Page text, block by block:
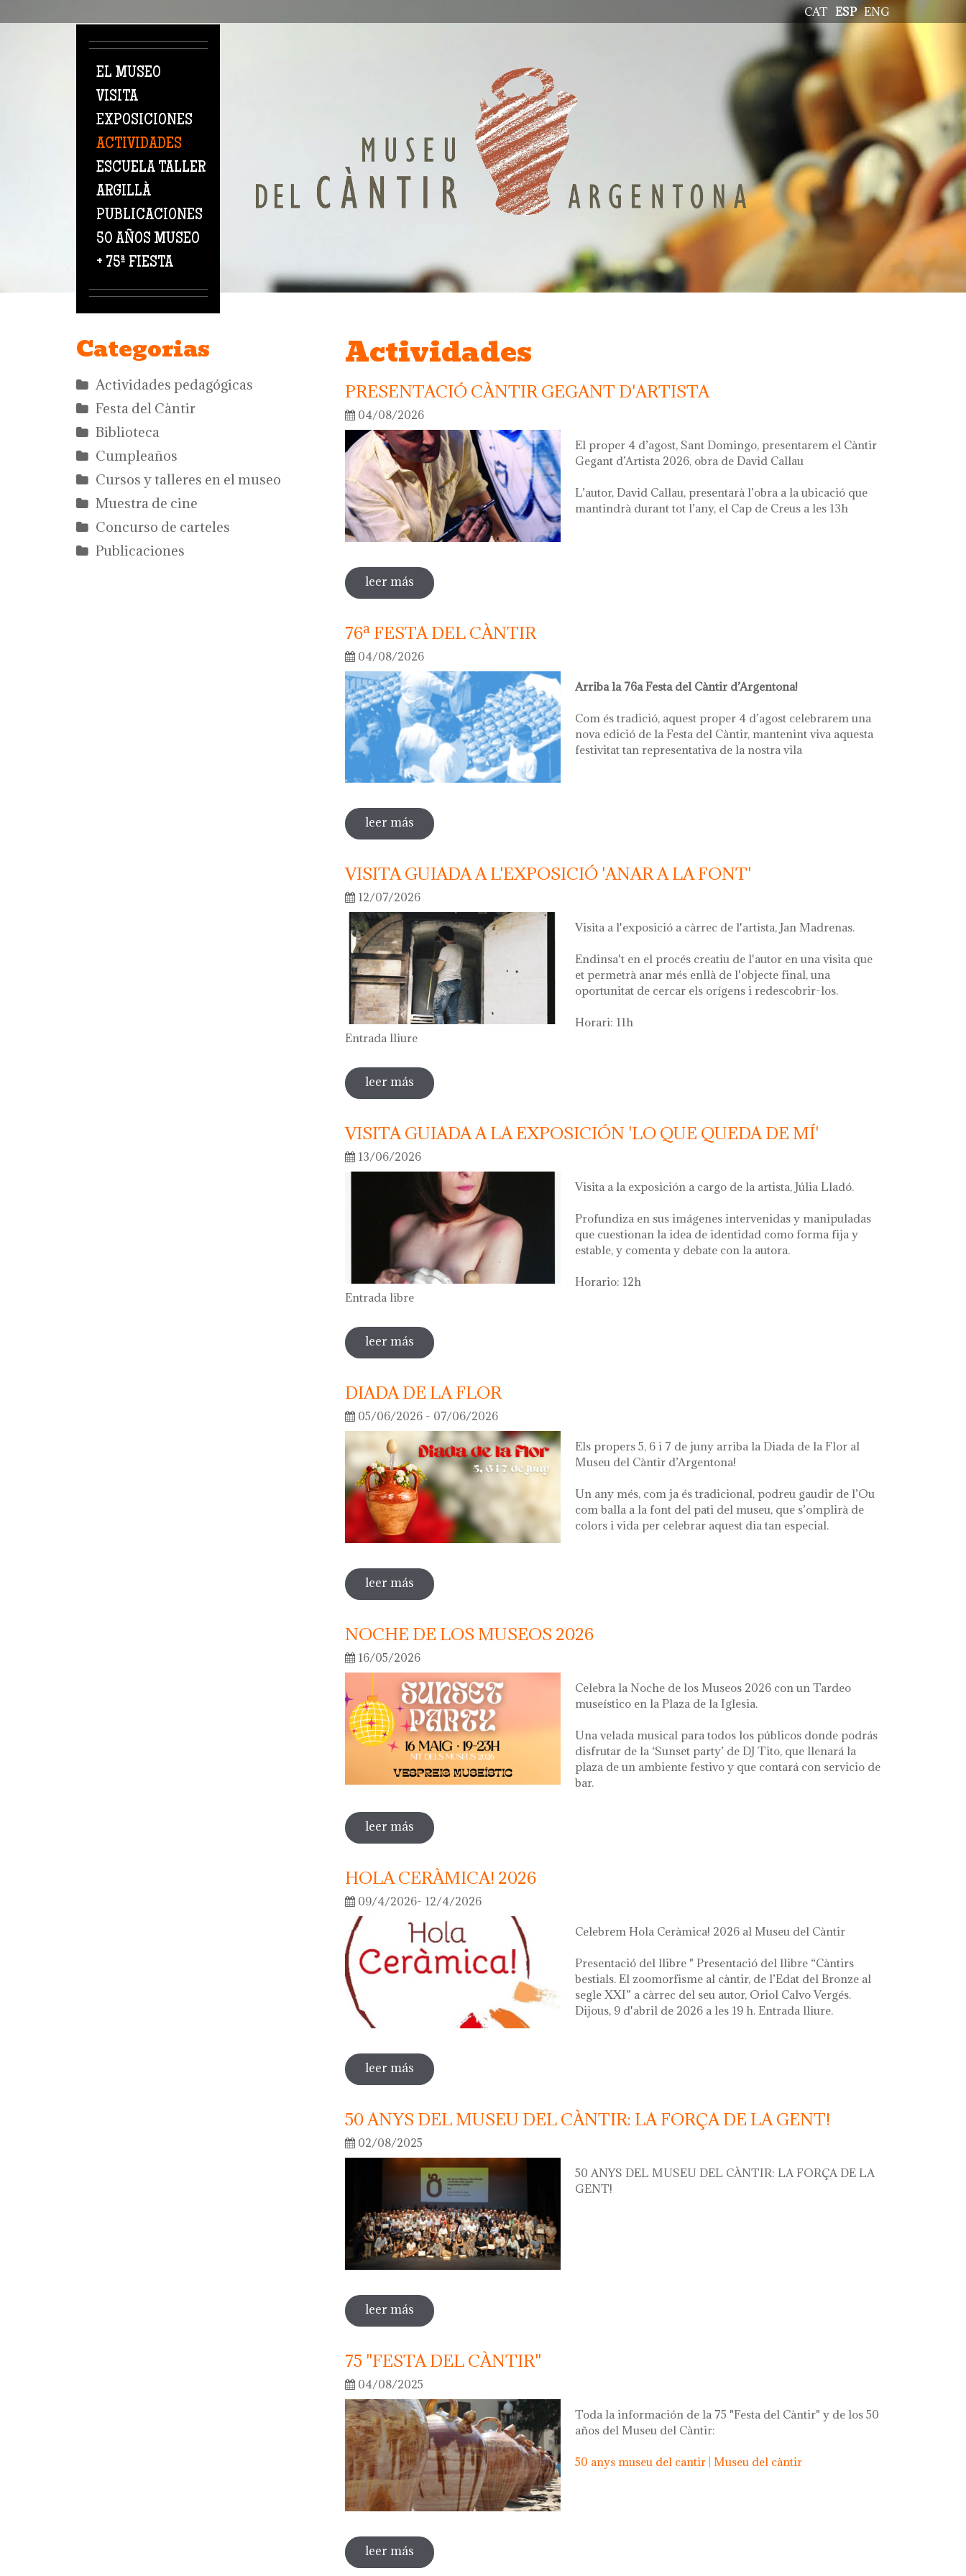
ENG
ESP
CAT
EL MUSEO
VISITA
EXPOSICIONES
ACTIVIDADES
ESCUELA TALLER
ARGILLÀ
PUBLICACIONES
50 AÑOS MUSEO
+ 75ª FIESTA
Categorias
Actividades pedagógicas
Festa del Càntir
Biblioteca
Cumpleaños
Cursos y talleres en el museo
Muestra de cine
Concurso de carteles
Publicaciones
Actividades
PRESENTACIÓ CÀNTIR GEGANT D'ARTISTA
04/08/2026
El proper 4 d’agost, Sant Domingo, presentarem el Càntir
Gegant d’Artista 2026, obra de David Callau
L’autor, David Callau, presentarà l’obra a la ubicació que
mantindrà durant tot l’any, el Cap de Creus a les 13h
leer más sobre presentació càntir gegant d'artista
76ª FESTA DEL CÀNTIR
04/08/2026
Arriba la 76a Festa del Càntir d’Argentona!
Com és tradició, aquest proper 4 d’agost celebrarem una
nova edició de la Festa del Càntir, mantenint viva aquesta
festivitat tan representativa de la nostra vila
leer más sobre 76ª festa del càntir
VISITA GUIADA A L'EXPOSICIÓ 'ANAR A LA FONT'
12/07/2026
Visita a l'exposició a càrrec de l'artista, Jan Madrenas.
Endinsa't en el procés creatiu de l'autor en una visita que
et permetrà anar més enllà de l'objecte final, una
oportunitat de cercar els orígens i redescobrir-los.
Horari: 11h
Entrada lliure
leer más sobre visita guiada a l'exposició 'anar a la font'
VISITA GUIADA A LA EXPOSICIÓN 'LO QUE QUEDA DE MÍ'
13/06/2026
Visita a la exposición a cargo de la artista, Júlia Lladó.
Profundiza en sus imágenes intervenidas y manipuladas
que cuestionan la idea de identidad como forma fija y
estable, y comenta y debate con la autora.
Horario: 12h
Entrada libre
leer más sobre visita guiada a la exposición 'lo que queda de mí'
DIADA DE LA FLOR
05/06/2026 - 07/06/2026
Els propers 5, 6 i 7 de juny arriba la Diada de la Flor al
Museu del Càntir d’Argentona!
Un any més, com ja és tradicional, podreu gaudir de l’Ou
com balla a la font del pati del museu, que s’omplirà de
colors i vida per celebrar aquest dia tan especial.
leer más sobre diada de la flor
NOCHE DE LOS MUSEOS 2026
16/05/2026
Celebra la Noche de los Museos 2026 con un Tardeo
museístico en la Plaza de la Iglesia.
Una velada musical para todos los públicos donde podrás
disfrutar de la ‘Sunset party’ de DJ Tito, que llenará la
plaza de un ambiente festivo y que contará con servicio de
bar.
leer más sobre noche de los museos 2026
HOLA CERÀMICA! 2026
09/4/2026- 12/4/2026
Celebrem Hola Ceràmica! 2026 al Museu del Càntir
Presentació del llibre " Presentació del llibre “Càntirs
bestials. El zoomorfisme al càntir, de l’Edat del Bronze al
segle XXI” a càrrec del seu autor, Oriol Calvo Vergés.
Dijous, 9 d'abril de 2026 a les 19 h. Entrada lliure.
leer más sobre hola ceràmica! 2026
50 ANYS DEL MUSEU DEL CÀNTIR: LA FORÇA DE LA GENT!
02/08/2025
50 ANYS DEL MUSEU DEL CÀNTIR: LA FORÇA DE LA
GENT!
leer más sobre 50 anys del museu del càntir: la força de la gent!
75 "FESTA DEL CÀNTIR"
04/08/2025
Toda la información de la 75 "Festa del Càntir" y de los 50
años del Museu del Càntir:
50 anys museu del cantir | Museu del càntir
leer más sobre 75 "festa del càntir"